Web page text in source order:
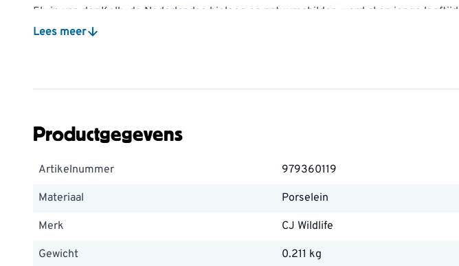
Elwin van der Kolk, de Nederlandse bioloog en natuurschilder, werd al op jonge leeftijd
gefascineerd door de natuur om hem heen. Een groot deel van zijn jeugd bracht hij door
te beschermen.
Lees meer
Productgegevens
Artikelnummer 979360119
Materiaal Porselein
Merk CJ Wildlife
Gewicht 0.211 kg